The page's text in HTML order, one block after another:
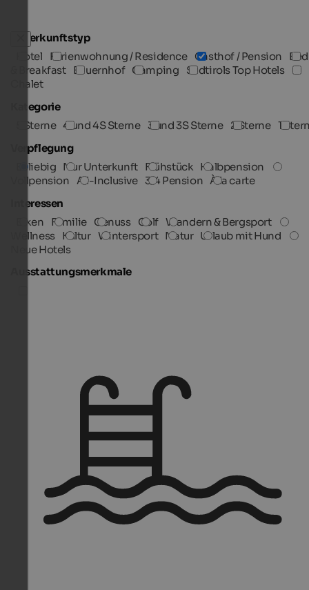
Unterkunftstyp
Hotel
Ferienwohnung / Residence Gasthof / Pension
Bed
& Breakfast Bauernhof Camping
Südtirols Top Hotels
Chalet
Kategorie
5 Sterne 4 und 4S Sterne 3 und 3S Sterne 2 Sterne 1
Verpflegung
Beliebig Nur Unterkunft Frühstück Halbpension
Vollpension All-Inclusive 3/4 Pension À la carte
Interessen
Biken
Familie Genuss Golf Wandern & Bergsport
Wellness Kultur Wintersport Natur Urlaub mit Hund
Neue Hotels
Ausstattungsmerkmale